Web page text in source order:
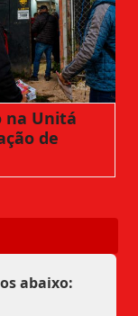
na Unitá
de
abaixo: